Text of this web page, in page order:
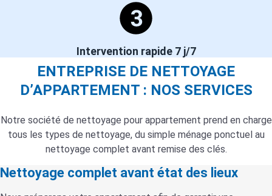
Intervention rapide 7 j/7
ENTREPRISE DE NETTOYAGE
D’APPARTEMENT : NOS SERVICES
Notre société de nettoyage pour appartement prend en charge
tous les types de nettoyage, du simple ménage ponctuel au
nettoyage complet avant remise des clés.
Nettoyage complet avant état des lieux